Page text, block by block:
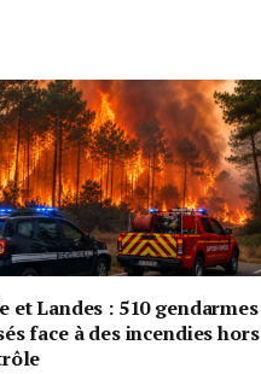
et Landes : 510 gendarmes
face à des incendies hors